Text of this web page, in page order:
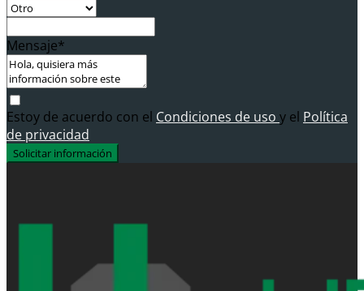
Mensaje*
Estoy de acuerdo con el Condiciones de uso y el Política
de privacidad
Solicitar información